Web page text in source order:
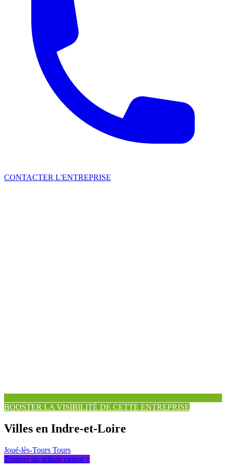
CONTACTER L'ENTREPRISE
BOOSTER LA VISIBILITÉ DE CETTE ENTREPRISE
Villes en Indre-et-Loire
Joué-lès-Tours Tours
Trouver un artisan expert ↑